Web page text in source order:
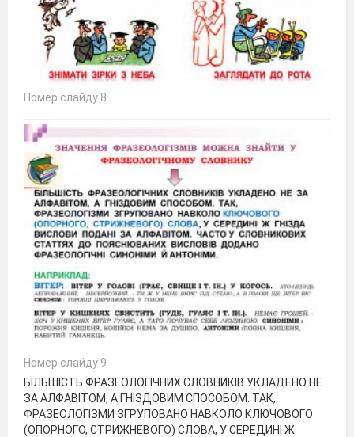
Номер слайду 8
Номер слайду 9
БІЛЬШІСТЬ ФРАЗЕОЛОГІЧНИХ СЛОВНИКІВ УКЛАДЕНО НЕ
ЗА АЛФАВІТОМ, А ГНІЗДОВИМ СПОСОБОМ. ТАК,
ФРАЗЕОЛОГІЗМИ ЗГРУПОВАНО НАВКОЛО КЛЮЧОВОГО
(ОПОРНОГО, СТРИЖНЕВОГО) СЛОВА, У СЕРЕДИНІ Ж